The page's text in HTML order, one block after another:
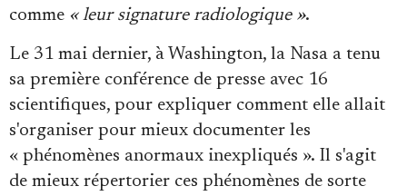
comme « leur signature radiologique ».
Le 31 mai dernier, à Washington, la Nasa a tenu
sa première conférence de presse avec 16
scientifiques, pour expliquer comment elle allait
s'organiser pour mieux documenter les
« phénomènes anormaux inexpliqués ». Il s'agit
de mieux répertorier ces phénomènes de sorte